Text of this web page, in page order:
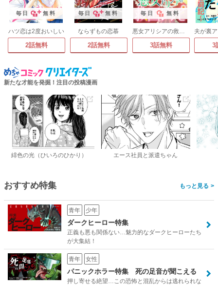
毎日 無料
ハツ恋は2度おいしい
2話無料
毎日 無料
ならずもの恋慕
2話無料
毎日 無料
悪女アリシアの救国レシピ
3話無料 3
新たな才能を発掘！注目の投稿漫画
緋色の光（ひいろのひかり） エース社員と派遣ちゃん
おすすめ特集 >
青年 少年
ダークヒーロー特集
正義も悪も関係ない…魅力的なダークヒーローたち
が大集結！
青年 女性
パニックホラー特集 死の足音が聞こえる
押し寄せる絶望…この恐怖と混乱からは逃れられな